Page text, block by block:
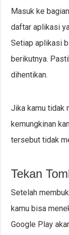
Masuk ke
daftar aplikasi
Setiap aplikasi
berikutnya.
dihentikan.
Jika kamu tidak
kemungkinan
tersebut tidak
Tekan
Setelah
kamu bisa
Google Play